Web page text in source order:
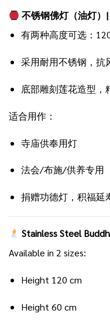
不锈钢佛灯（油灯
有两种高度可选：
采用耐用不锈钢，抗
底部雕刻莲花造型，
适合用作：
寺庙供奉用灯
法会/布施/供养专用
捐赠功德灯，积福延
Stainless Steel
Available in 2 sizes:
Height 120 cm
Height 60 cm